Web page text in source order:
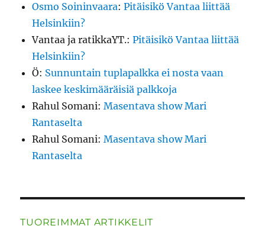
Osmo Soininvaara:Pitäisikö Vantaa liittää
Helsinkiin?
Vantaa ja ratikkaYT.:Pitäisikö Vantaa liittää
Helsinkiin?
Ö: Sunnuntain tuplapalkka ei nosta vaan
laskee keskimääräisiä palkkoja
Rahul Somani:Masentava show Mari
Rantaselta
Rahul Somani:Masentava show Mari
Rantaselta
TUOREIMMAT ARTIKKELIT